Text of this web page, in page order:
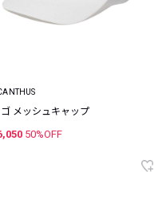
メッシュキャップ
50%OFF